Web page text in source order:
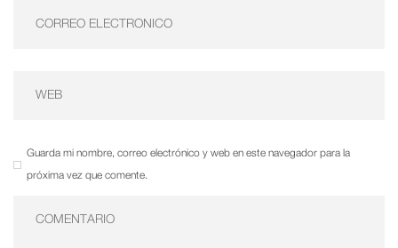
Guarda mi nombre, correo electrónico y web en este navegador para la
próxima vez que comente.